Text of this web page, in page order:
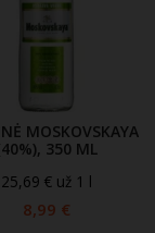
MOSKOVSKAYA
350 ML
25,69 € už 1 l
8,99 €